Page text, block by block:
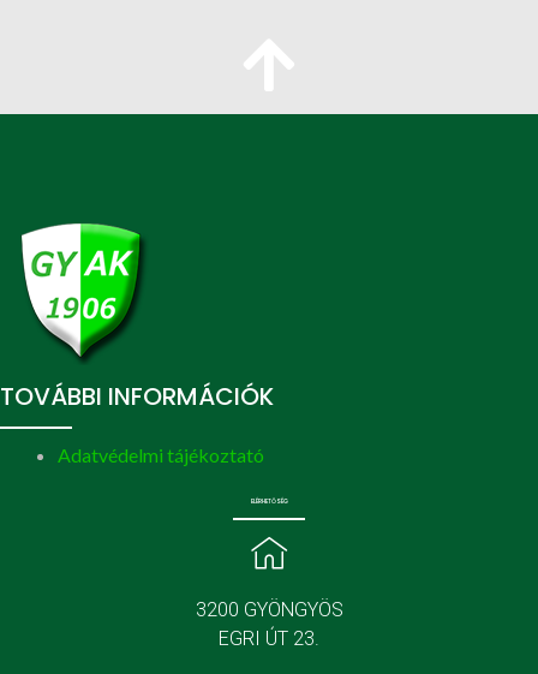
TOVÁBBI INFORMÁCIÓK
Adatvédelmi tájékoztató
ELÉRHETŐSÉG
3200 GYÖNGYÖS
EGRI ÚT 23.